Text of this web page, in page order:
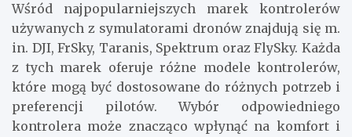
Wśród najpopularniejszych marek kontrolerów
używanych z symulatorami dronów znajdują się m.
in. DJI, FrSky, Taranis, Spektrum oraz FlySky. Każda
z tych marek oferuje różne modele kontrolerów,
które mogą być dostosowane do różnych potrzeb i
preferencji pilotów. Wybór odpowiedniego
kontrolera może znacząco wpłynąć na komfort i